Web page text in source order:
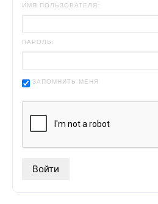
ИМЯ ПОЛЬЗОВАТЕЛЯ:
ПАРОЛЬ:
ЗАПОМНИТЬ МЕНЯ